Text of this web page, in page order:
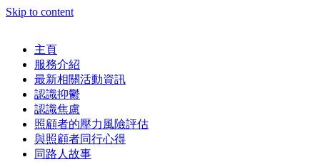
Skip to content
主頁
服務介紹
最新相關活動資訊
認識抑鬱
認識焦慮
照顧者的壓力風險評估
與照顧者同行心得
同路人故事